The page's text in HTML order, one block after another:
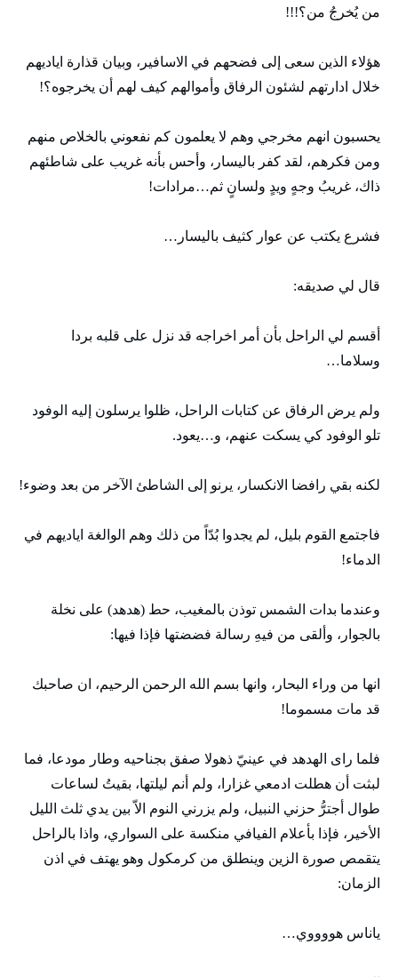
من يُخرجُ من؟!!!
هؤلاء الذين سعى إلى فضحهم في الاسافير، وبيان قذارة اياديهم
خلال ادارتهم لشئون الرفاق وأموالهم كيف لهم أن يخرجوه؟!
يحسبون انهم مخرجي وهم لا يعلمون كم نفعوني بالخلاص منهم
ومن فكرهم، لقد كفر باليسار، وأحس بأنه غريب على شاطئهم
ذاك، غريبُ وجهٍ ويدٍ ولسانٍ ثم…مرادات!
فشرع يكتب عن عوار كثيف باليسار…
قال لي صديقه:
أقسم لي الراحل بأن أمر اخراجه قد نزل على قلبه بردا
وسلاما…
ولم يرض الرفاق عن كتابات الراحل، ظلوا يرسلون إليه الوفود
تلو الوفود كي يسكت عنهم، و…يعود.
لكنه بقي رافضا الانكسار، يرنو إلى الشاطئ الآخر من بعد وضوء!
فاجتمع القوم بليل، لم يجدوا بُدّاً من ذلك وهم الوالغة اياديهم في
الدماء!
وعندما بدات الشمس توذن بالمغيب، حط (هدهد) على نخلة
بالجوار، وألقى من فيهِ رسالة فضضتها فإذا فيها:
انها من وراء البحار، وانها بسم الله الرحمن الرحيم، ان صاحبك
قد مات مسموما!
فلما راى الهدهد في عينيّ ذهولا صفق بجناحيه وطار مودعا، فما
لبثت أن هطلت ادمعي غزارا، ولم أنم ليلتها، بقيتُ لساعات
طوال أجترُّ حزني النبيل، ولم يزرني النوم الاّ بين يدي ثلث الليل
الأخير، فإذا بأعلام الفيافي منكسة على السواري، واذا بالراحل
يتقمص صورة الزين وينطلق من كرمكول وهو يهتف في اذن
الزمان:
ياناس هووووي…